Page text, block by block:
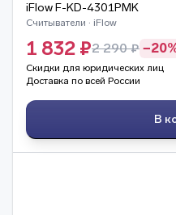
iFlow F-KD-4301PMK
Считыватели · iFlow
1 832 ₽2 290 ₽
Скидки для юридических лиц
Доставка по всей России
В